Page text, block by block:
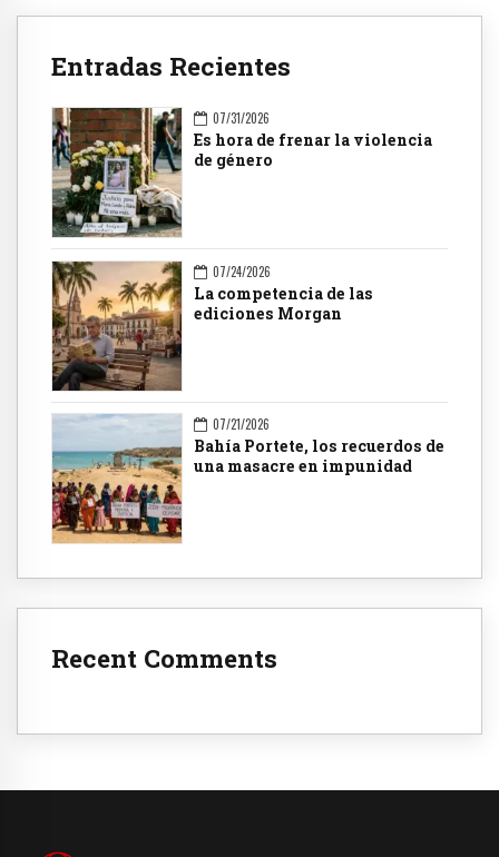
Entradas Recientes
07/31/2026
Es hora de frenar la violencia
de género
07/24/2026
La competencia de las
ediciones Morgan
07/21/2026
Bahía Portete, los recuerdos de
una masacre en impunidad
Recent Comments